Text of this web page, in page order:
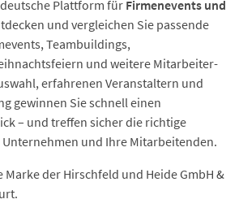
Plattform für Firmenevents und
und vergleichen Sie passende
Teambuildings,
und weitere Mitarbeiter-
erfahrenen Veranstaltern und
gewinnen Sie schnell einen
– und treffen sicher die richtige
und Ihre Mitarbeitenden.
der Hirschfeld und Heide GmbH &